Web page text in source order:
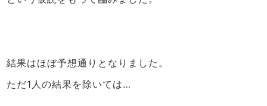
結果はほぼ予想通りとなりました。
ただ1人の結果を除いては…